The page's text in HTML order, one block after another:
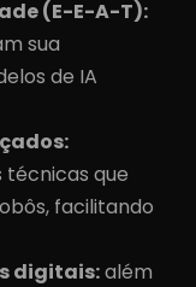
(E-E-A-T):
sua
de IA
que
facilitando
digitais:além